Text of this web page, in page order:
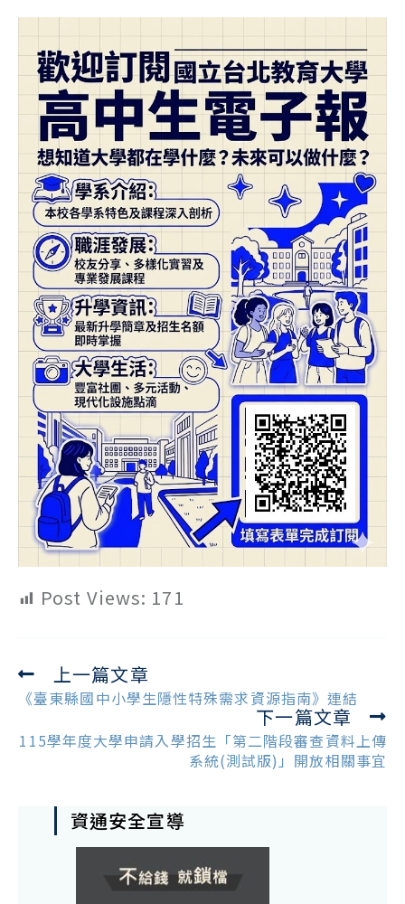
Post Views: 171
Read
more
上一篇文章
《臺東縣國中小學生隱性特殊需求資源指南》連結
下一篇文章
115學年度大學申請入學招生「第二階段審查資料上傳
系統(測試版)」開放相關事宜
資通安全宣導